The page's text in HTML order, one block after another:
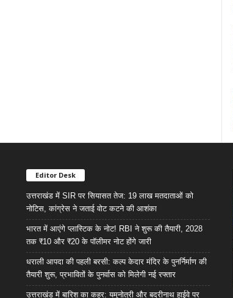
Editor Desk
उत्तराखंड में SIR पर सियासत तेज: 19 लाख मतदाताओं को
नोटिस, कांग्रेस ने जताई वोट कटने की आशंका
भारत में आएंगे प्लास्टिक के नोट! RBI ने शुरू की तैयारी, 2028
तक ₹10 और ₹20 के पॉलीमर नोट होंगे जारी
धराली आपदा की पहली बरसी: कल्प केदार मंदिर के पुनर्निर्माण की
तैयारी शुरू, प्रभावितों के पुनर्वास को मिलेगी नई रफ्तार
उत्तराखंड में बारिश का कहर: यमुनोत्री और बदरीनाथ हाईवे पर